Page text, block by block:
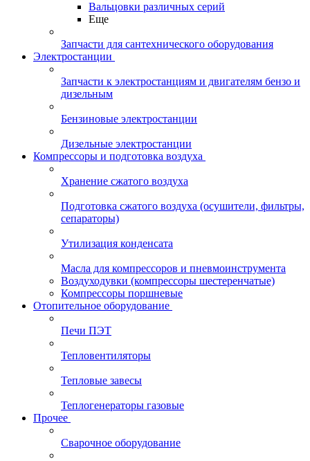
Вальцовки различных серий
Еще
Запчасти для сантехнического оборудования
Электростанции
Запчасти к электростанциям и двигателям бензо и
дизельным
Бензиновые электростанции
Дизельные электростанции
Компрессоры и подготовка воздуха
Хранение сжатого воздуха
Подготовка сжатого воздуха (осушители, фильтры,
сепараторы)
Утилизация конденсата
Масла для компрессоров и пневмоинструмента
Воздуходувки (компрессоры шестеренчатые)
Компрессоры поршневые
Отопительное оборудование
Печи ПЭТ
Тепловентиляторы
Тепловые завесы
Теплогенераторы газовые
Прочее
Сварочное оборудование